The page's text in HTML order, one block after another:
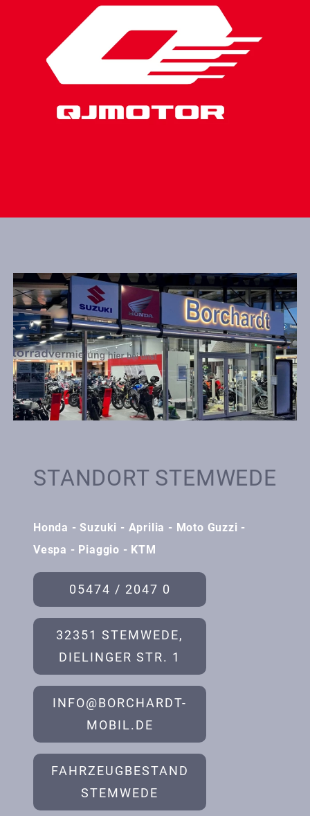
STANDORT STEMWEDE
Honda - Suzuki - Aprilia - Moto Guzzi -
Vespa - Piaggio - KTM
05474 / 2047 0
32351 STEMWEDE,
DIELINGER STR. 1
INFO@BORCHARDT-
MOBIL.DE
FAHRZEUGBESTAND
STEMWEDE